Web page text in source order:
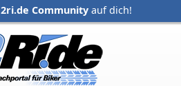
2ri.de Community auf dich!